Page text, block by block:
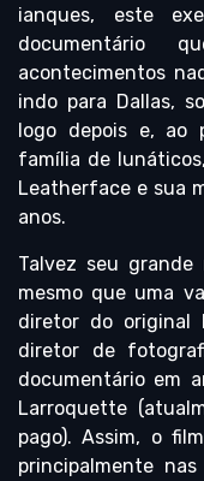
ianques, este
documentário
acontecimentos
indo para Dallas,
logo depois e, ao
família de
Leatherface e sua
anos.
Talvez seu
mesmo que uma
diretor do original
diretor de
documentário em
Larroquette
pago). Assim, o
principalmente